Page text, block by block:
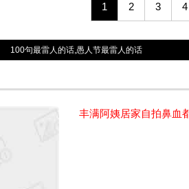
1 2 3 4
100句最雷人的话,愚人节最雷人的话
丰满阿姨居家自拍鼻血